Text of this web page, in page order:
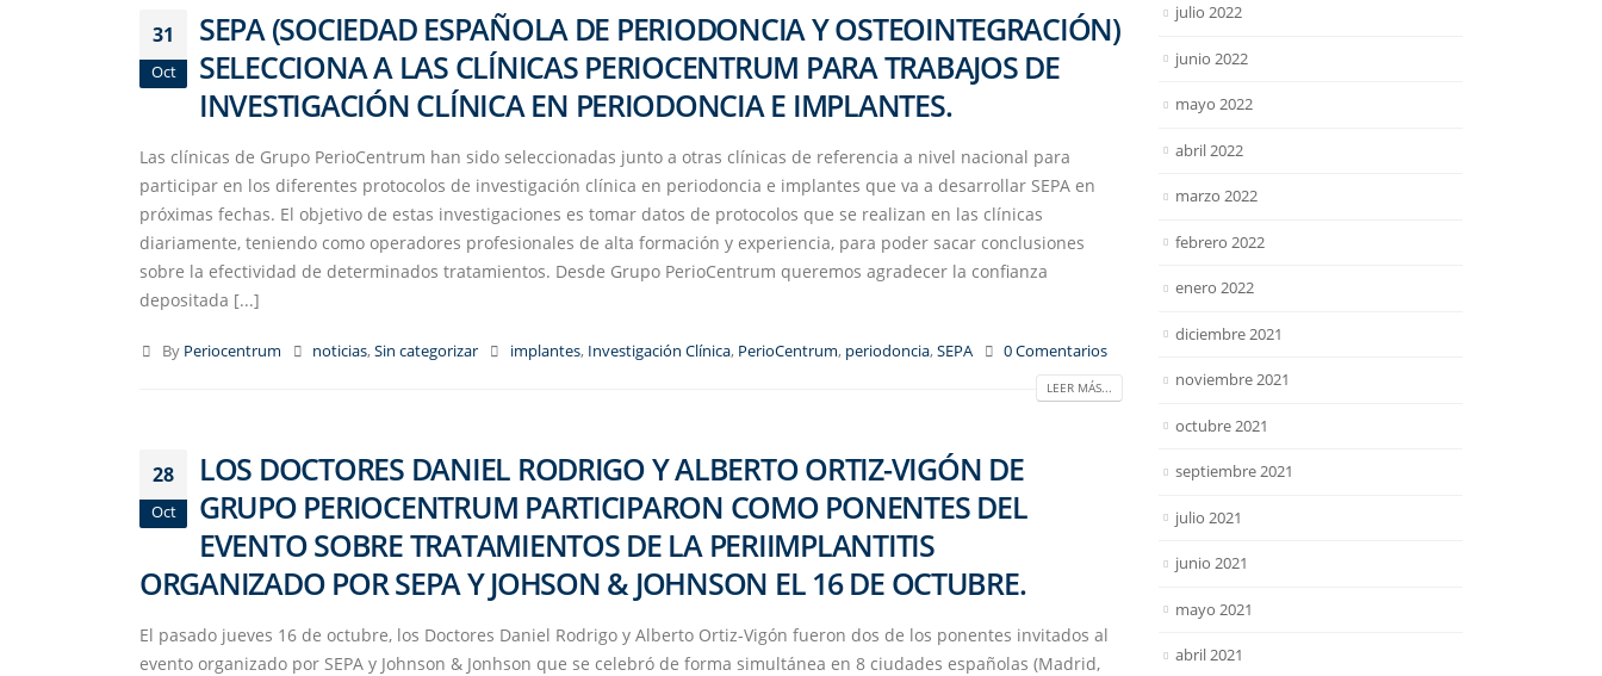
31
Oct
SEPA (SOCIEDAD ESPAÑOLA DE PERIODONCIA Y OSTEOINTEGRACIÓN)
SELECCIONA A LAS CLÍNICAS PERIOCENTRUM PARA TRABAJOS DE
INVESTIGACIÓN CLÍNICA EN PERIODONCIA E IMPLANTES.
Las clínicas de Grupo PerioCentrum han sido seleccionadas junto a otras clínicas de referencia a nivel nacional para
participar en los diferentes protocolos de investigación clínica en periodoncia e implantes que va a desarrollar SEPA en
próximas fechas. El objetivo de estas investigaciones es tomar datos de protocolos que se realizan en las clínicas
diariamente, teniendo como operadores profesionales de alta formación y experiencia, para poder sacar conclusiones
sobre la efectividad de determinados tratamientos. Desde Grupo PerioCentrum queremos agradecer la confianza
depositada [...]
By Periocentrum noticias,Sin categorizar implantes, Investigación Clínica, PerioCentrum, periodoncia,SEPA 0 Comentarios
LEER MÁS...
28
Oct
LOS DOCTORES DANIEL RODRIGO Y ALBERTO ORTIZ-VIGÓN DE
GRUPO PERIOCENTRUM PARTICIPARON COMO PONENTES DEL
EVENTO SOBRE TRATAMIENTOS DE LA PERIIMPLANTITIS
ORGANIZADO POR SEPA Y JOHSON & JOHNSON EL 16 DE OCTUBRE.
El pasado jueves 16 de octubre, los Doctores Daniel Rodrigo y Alberto Ortiz-Vigón fueron dos de los ponentes invitados al
evento organizado por SEPA y Johnson & Jonhson que se celebró de forma simultánea en 8 ciudades españolas (Madrid,
julio 2022
junio 2022
mayo 2022
abril 2022
marzo 2022
febrero 2022
enero 2022
diciembre 2021
noviembre 2021
octubre 2021
septiembre 2021
julio 2021
junio 2021
mayo 2021
abril 2021